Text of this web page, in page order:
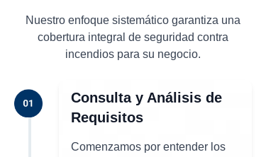
Nuestro enfoque sistemático garantiza una
cobertura integral de seguridad contra
incendios para su negocio.
Consulta y Análisis de
Requisitos
Comenzamos por entender los